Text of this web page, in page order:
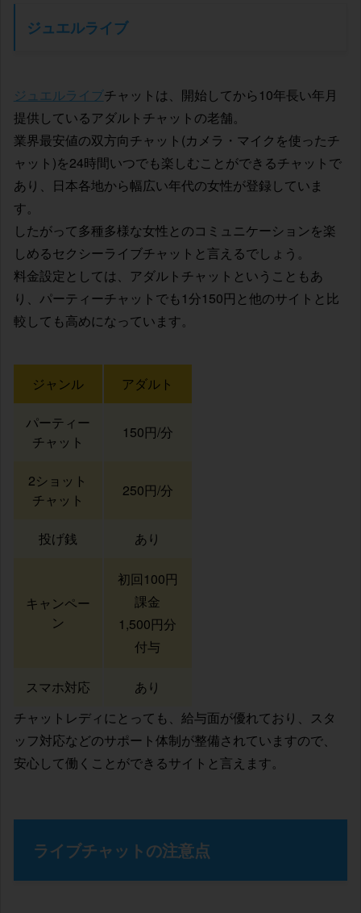
ジュエルライブ
ジュエルライブチャットは、開始してから10年長い年月
提供しているアダルトチャットの老舗。
業界最安値の双方向チャット(カメラ・マイクを使ったチ
ャット)を24時間いつでも楽しむことができるチャットで
あり、日本各地から幅広い年代の女性が登録していま
す。
したがって多種多様な女性とのコミュニケーションを楽
しめるセクシーライブチャットと言えるでしょう。
料金設定としては、アダルトチャットということもあ
り、パーティーチャットでも1分150円と他のサイトと比
較しても高めになっています。
ジャンル アダルト
パーティー
チャット
150円/分
2ショット
チャット
250円/分
投げ銭 あり
キャンペー
ン
初回100円
課金
1,500円分
付与
スマホ対応
あり
チャットレディにとっても、給与面が優れており、スタ
ッフ対応などのサポート体制が整備されていますので、
安心して働くことができるサイトと言えます。
ライブチャットの注意点